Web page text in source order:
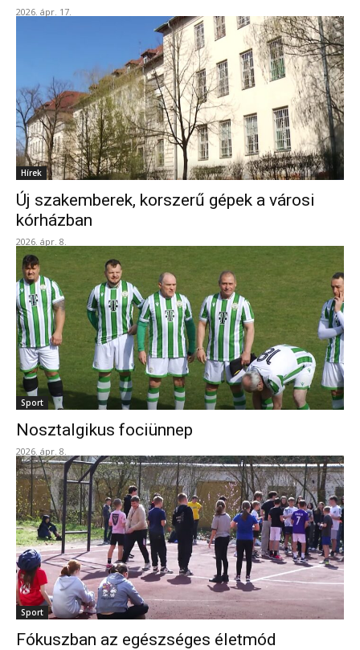
2026. ápr. 17.
Hírek
Új szakemberek, korszerű gépek a városi
kórházban
2026. ápr. 8.
Sport
Nosztalgikus fociünnep
2026. ápr. 8.
Sport
Fókuszban az egészséges életmód